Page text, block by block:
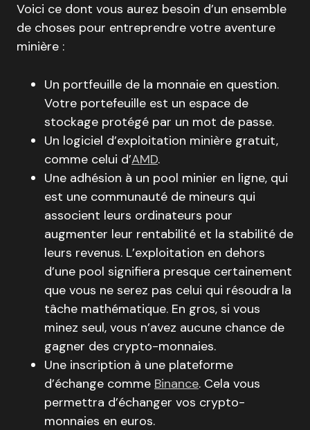
Voici ce dont vous aurez besoin d’un ensemble
de choses pour entreprendre votre aventure
minière :
Un portfeuille de la monnaie en question.
Votre portefeuille est un espace de
stockage protégé par un mot de passe.
Un logiciel d’exploitation minière gratuit,
comme celui d’AMD.
Une adhésion à un pool minier en ligne, qui
est une communauté de mineurs qui
associent leurs ordinateurs pour
augmenter leur rentabilité et la stabilité de
leurs revenus. L’exploitation en dehors
d’une pool signifiera presque certainement
que vous ne serez pas celui qui résoudra la
tâche mathématique. En gros, si vous
minez seul, vous n’avez aucune chance de
gagner des crypto-monnaies.
Une inscription à une plateforme
d’échange comme Binance. Cela vous
permettra d’échanger vos crypto-
monnaies en euros.